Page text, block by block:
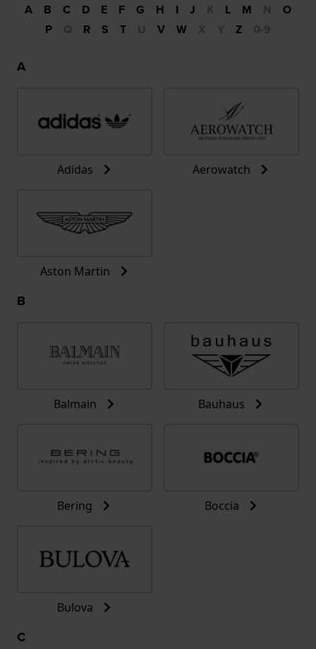
A B C D E F G H I J K L M N
O
P
Q R S T U V W X Y Z 0-9
A
Adidas Aerowatch
Aston Martin
B
Balmain Bauhaus
Bering Boccia
Bulova
C